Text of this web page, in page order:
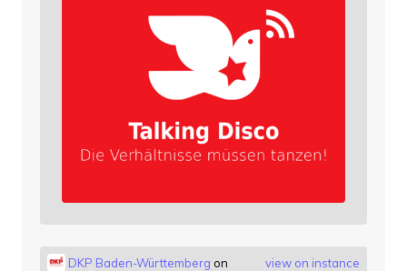
view on instance
DKP Baden-Württemberg on